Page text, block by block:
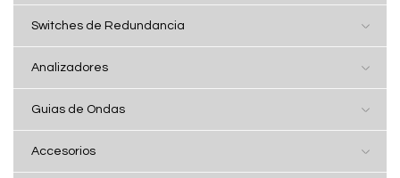
Switches de Redundancia
Analizadores
Guias de Ondas
Accesorios